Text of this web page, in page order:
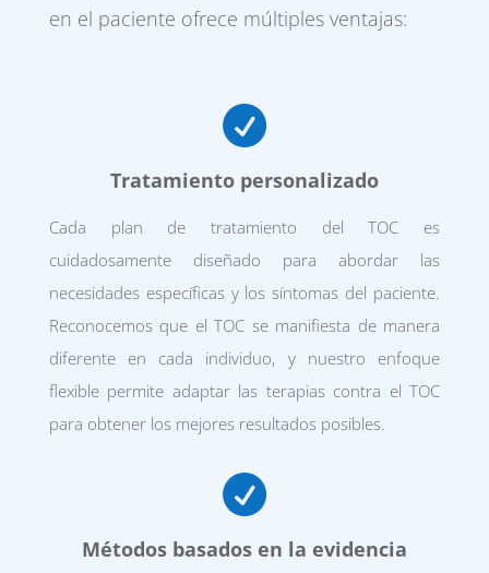
en el paciente ofrece múltiples ventajas:

Tratamiento personalizado
Cada plan de tratamiento del TOC es
cuidadosamente diseñado para abordar las
necesidades específicas y los síntomas del paciente.
Reconocemos que el TOC se manifiesta de manera
diferente en cada individuo, y nuestro enfoque
flexible permite adaptar las terapias contra el TOC
para obtener los mejores resultados posibles.

Métodos basados en la evidencia